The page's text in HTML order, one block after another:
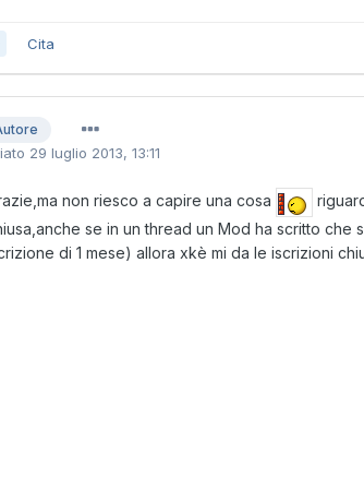
Cita
29 luglio 2013, 13:11
non riesco a capire una cosa
se in un thread un Mod ha scritto che
di 1 mese) allora xkè mi da le iscrizioni